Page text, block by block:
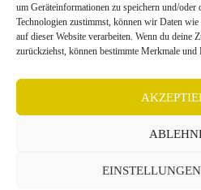
um Geräteinformationen zu speichern und/oder
Technologien zustimmst, können wir Daten
auf dieser Website verarbeiten. Wenn du deine
zurückziehst, können bestimmte Merkmale
Cookies
+49 (0) 30 403